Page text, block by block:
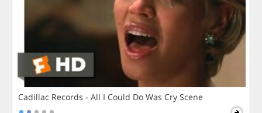
Cadillac Records - All I Could Do Was Cry Scene